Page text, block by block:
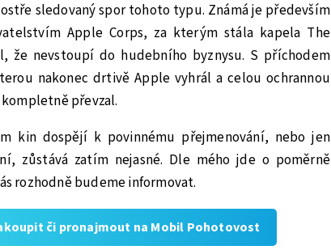
sledovaný spor tohoto typu. Známá je především
Apple Corps, za kterým stála kapela The
že nevstoupí do hudebního byznysu. S příchodem
nakonec drtivě Apple vyhrál a celou ochrannou
převzal.
kin dospějí k povinnému přejmenování, nebo jen
zůstává zatím nejasné. Dle mého jde o poměrně
rozhodně budeme informovat.
či pronajmout na Mobil Pohotovost